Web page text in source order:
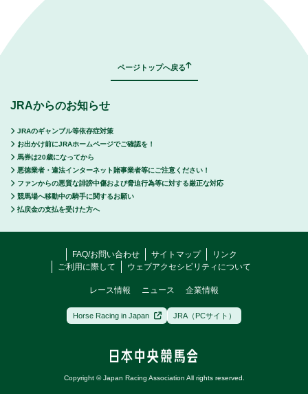
ページトップへ戻る
JRAからのお知らせ
JRAのギャンブル等依存症対策
お出かけ前にJRAホームページでご確認を！
馬券は20歳になってから
悪徳業者・違法インターネット賭事業者等にご注意ください！
ファンからの悪質な誹謗中傷および脅迫行為等に対する厳正な対応
競馬場へ移動中の騎手に関するお願い
払戻金の支払を受けた方へ
FAQ/お問い合わせ サイトマップ
リンク
ご利用に際して
ウェブアクセシビリティについて
レース情報 ニュース 企業情報
Horse Racing in Japan JRA（PCサイト）
Copyright © Japan Racing Association All rights reserved.